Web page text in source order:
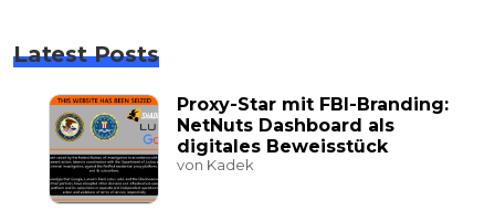
Latest Posts
Proxy-Star mit FBI-Branding:
NetNuts Dashboard als
digitales Beweisstück
von Kadek